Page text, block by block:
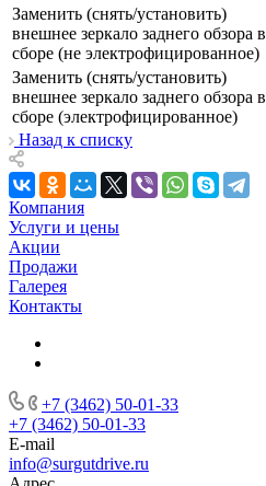
Заменить (снять/установить)
внешнее зеркало заднего обзора в
сборе (не электрофицированное)
Заменить (снять/установить)
внешнее зеркало заднего обзора в
сборе (электрофицированное)
Назад к списку
Компания
Услуги и цены
Акции
Продажи
Галерея
Контакты
+7 (3462) 50-01-33
+7 (3462) 50-01-33
E-mail
info@surgutdrive.ru